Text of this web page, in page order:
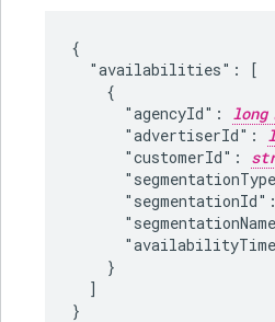
{
  "availabilities": [
    {
      "agencyId":
long
      "advertiserId":
      "customerId":
      "segmentationId":
    }
  ]
}